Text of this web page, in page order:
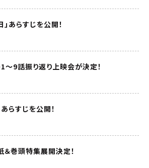
あらすじを公開！
9話振り返り上映会が決定！
らすじを公開！
＆巻頭特集展開決定！